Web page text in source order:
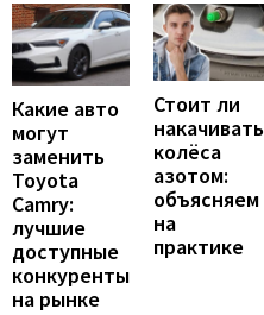
Какие авто
могут
заменить
Toyota
Camry:
лучшие
доступные
конкуренты
на рынке
Стоит ли
накачивать
колёса
азотом:
объясняем
на
практике